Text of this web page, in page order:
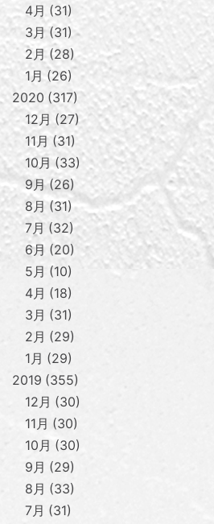
4月
31
3月 31
2月 28
1月
26
2020 317
12月
27
11月 31
10月
33
9月 26
8月
31
7月
32
6月
20
5月
10
4月
18
3月
31
2月
29
1月
29
2019 355
12月
30
11月
30
10月
30
9月
29
8月
33
7月
31